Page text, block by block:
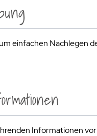
einfachen Nachlegen
Informationen